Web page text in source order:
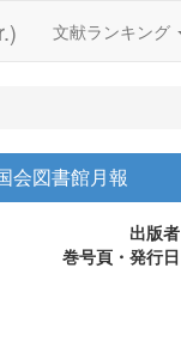
文献ランキング
会図書館月報
出版者
巻号頁・発行日